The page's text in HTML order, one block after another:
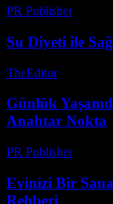
PR Publisher-
Su Diyeti ile
TheEditor-
Günlük
Anahtar Nokta
PR Publisher-
Evinizi Bir
Rehberi